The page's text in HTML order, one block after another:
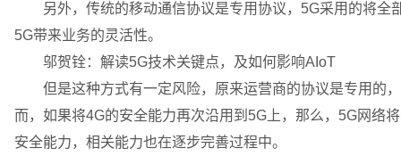
另外，传统的移动通信协议是专用协议，5G采用的将全
5G带来业务的灵活性。
邬贺铨：解读5G技术关键点，及如何影响AIoT
但是这种方式有一定风险，原来运营商的协议是专用的，
而，如果将4G的安全能力再次沿用到5G上，那么，5G网络
安全能力，相关能力也在逐步完善过程中。